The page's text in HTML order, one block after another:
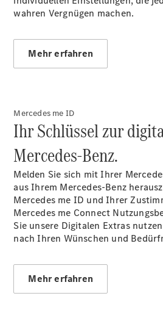
EQS
elektrisch
C-Klasse
Limousine
S-Klasse
Limousine
Lang
Mercedes-
Maybach S-
Klasse
SUVs
wahren Vergnügen machen.
Mehr erfahren
Mercedes me ID
Ihr Schlüssel zur
Mercedes‑Benz.
Melden Sie sich mit Ihrer
aus Ihrem Mercedes-Benz
Mercedes me ID und Ihrer
Mercedes me Connect
Sie unsere Digitalen Extras
nach Ihren Wünschen und
Mehr erfahren